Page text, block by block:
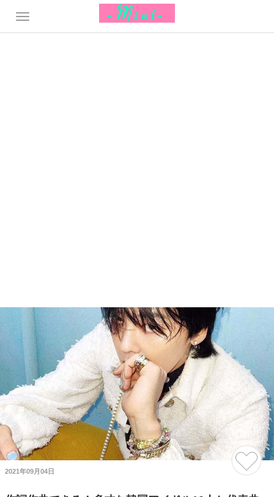
2021年09月04日